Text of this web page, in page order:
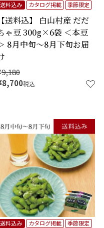
【送料込】 白山村産 だだ
ゃ豆 300g×6袋 ＜本豆
8月中旬～8月下旬お届
送料込み カタログ掲載 季節限定
9,180
8,700税込
送料込み カタログ掲載 季節限定